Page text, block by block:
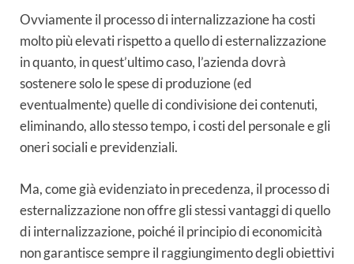
Ovviamente il processo di internalizzazione ha costi
molto più elevati rispetto a quello di esternalizzazione
in quanto, in quest’ultimo caso, l’azienda dovrà
sostenere solo le spese di produzione (ed
eventualmente) quelle di condivisione dei contenuti,
eliminando, allo stesso tempo, i costi del personale e gli
oneri sociali e previdenziali.
Ma, come già evidenziato in precedenza, il processo di
esternalizzazione non offre gli stessi vantaggi di quello
di internalizzazione, poiché il principio di economicità
non garantisce sempre il raggiungimento degli obiettivi